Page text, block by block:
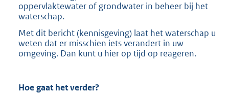
oppervlaktewater of grondwater in beheer bij het
waterschap.
Met dit bericht (kennisgeving) laat het waterschap u
weten dat er misschien iets verandert in uw
omgeving. Dan kunt u hier op tijd op reageren.
Hoe gaat het verder?